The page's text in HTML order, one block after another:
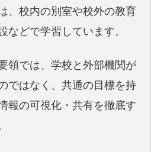
、校内の別室や校外の教育
などで学習しています。
領では、学校と外部機関が
ではなく、共通の目標を持
報の可視化・共有を徹底す